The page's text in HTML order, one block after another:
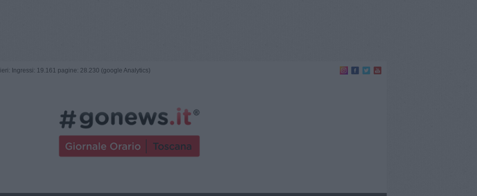
ieri: Ingressi: 19.161 pagine: 28.230 (google Analytics)